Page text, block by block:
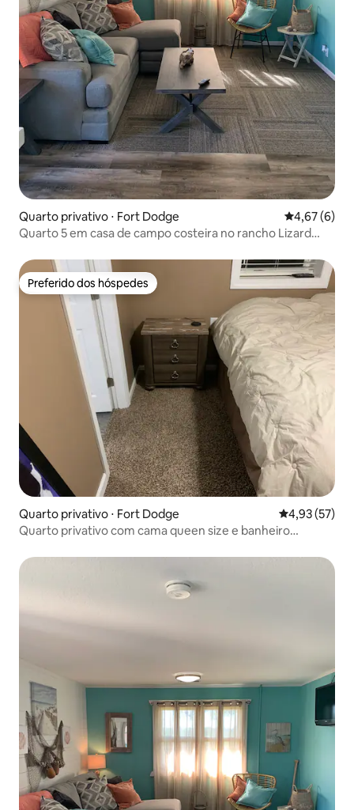
Quarto privativo ⋅ Fort Dodge 4,67 de uma
4,67 (6)
Quarto 5 em casa de campo costeira no rancho Lizard
Preferido dos hóspedes
Preferido dos hóspedes
Quarto privativo ⋅ Fort Dodge 4,93 de uma
4,93 (57)
Quarto privativo com cama queen size e banheiro